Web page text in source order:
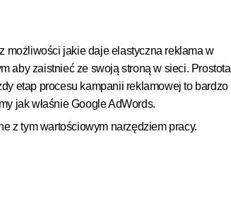
możliwości jakie daje elastyczna reklama w
aby zaistnieć ze swoją stroną w sieci. Prostota
etap procesu kampanii reklamowej to bardzo
jak właśnie Google AdWords.
z tym wartościowym narzędziem pracy.